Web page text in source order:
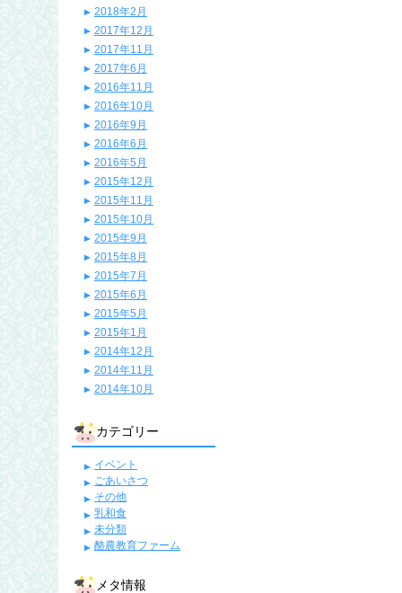
2018年2月
2017年12月
2017年11月
2017年6月
2016年11月
2016年10月
2016年9月
2016年6月
2016年5月
2015年12月
2015年11月
2015年10月
2015年9月
2015年8月
2015年7月
2015年6月
2015年5月
2015年1月
2014年12月
2014年11月
2014年10月
カテゴリー
イベント
ごあいさつ
その他
乳和食
未分類
酪農教育ファーム
メタ情報